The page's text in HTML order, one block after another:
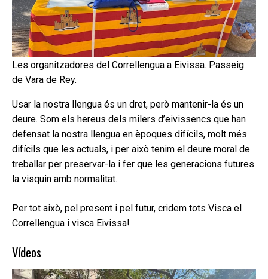
Les organitzadores del Correllengua a Eivissa. Passeig
de Vara de Rey.
Usar la nostra llengua és un dret, però mantenir-la és un
deure. Som els hereus dels milers d’eivissencs que han
defensat la nostra llengua en èpoques difícils, molt més
difícils que les actuals, i per això tenim el deure moral de
treballar per preservar-la i fer que les generacions futures
la visquin amb normalitat.
Per tot això, pel present i pel futur, cridem tots Visca el
Correllengua i visca Eivissa!
Vídeos